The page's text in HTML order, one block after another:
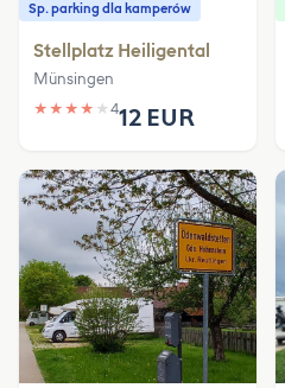
Sp. parking dla kamperów
Stellplatz Heiligental
Münsingen
★ ★ ★ ★ ★ 412 EUR